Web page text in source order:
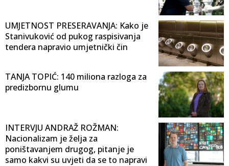
UMJETNOST PRESERAVANJA: Kako je
Stanivuković od pukog raspisivanja
tendera napravio umjetnički čin
TANJA TOPIĆ: 140 miliona razloga za
predizbornu glumu
INTERVJU ANDRAŽ ROŽMAN:
Nacionalizam je želja za
poništavanjem drugog, pitanje je
samo kakvi su uvjeti da se to napravi